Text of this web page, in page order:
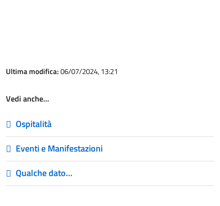
Ultima modifica:06/07/2024, 13:21
Vedi anche…
Ospitalità
Eventi e Manifestazioni
Qualche dato…